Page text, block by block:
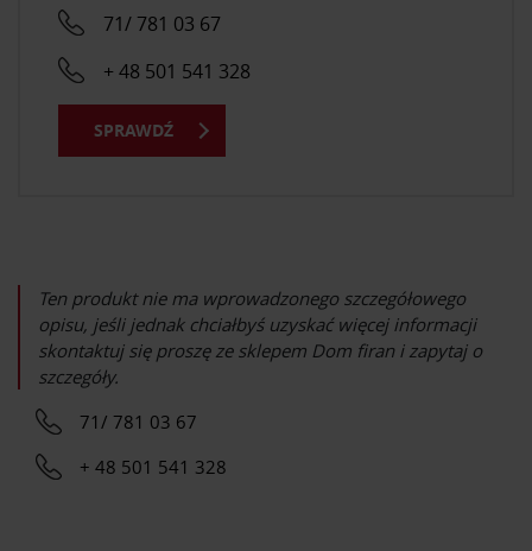
Ten produkt nie ma wprowadzonego szczegółowego
opisu, jeśli jednak chciałbyś uzyskać więcej informacji
skontaktuj się proszę ze sklepem Dom firan i zapytaj o
szczegóły.
71/ 781 03 67
+ 48 501 541 328
71/ 781 03 67
+ 48 501 541 328
SPRAWDŹ